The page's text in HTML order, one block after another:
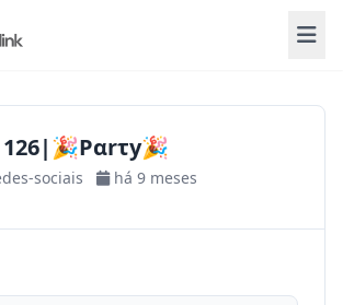
126|🎉Pαrτy🎉
sociais há 9 meses